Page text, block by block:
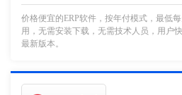
价格便宜的ERP软件，按年付模式，最低
用，无需安装下载，无需技术人员，用户
最新版本。